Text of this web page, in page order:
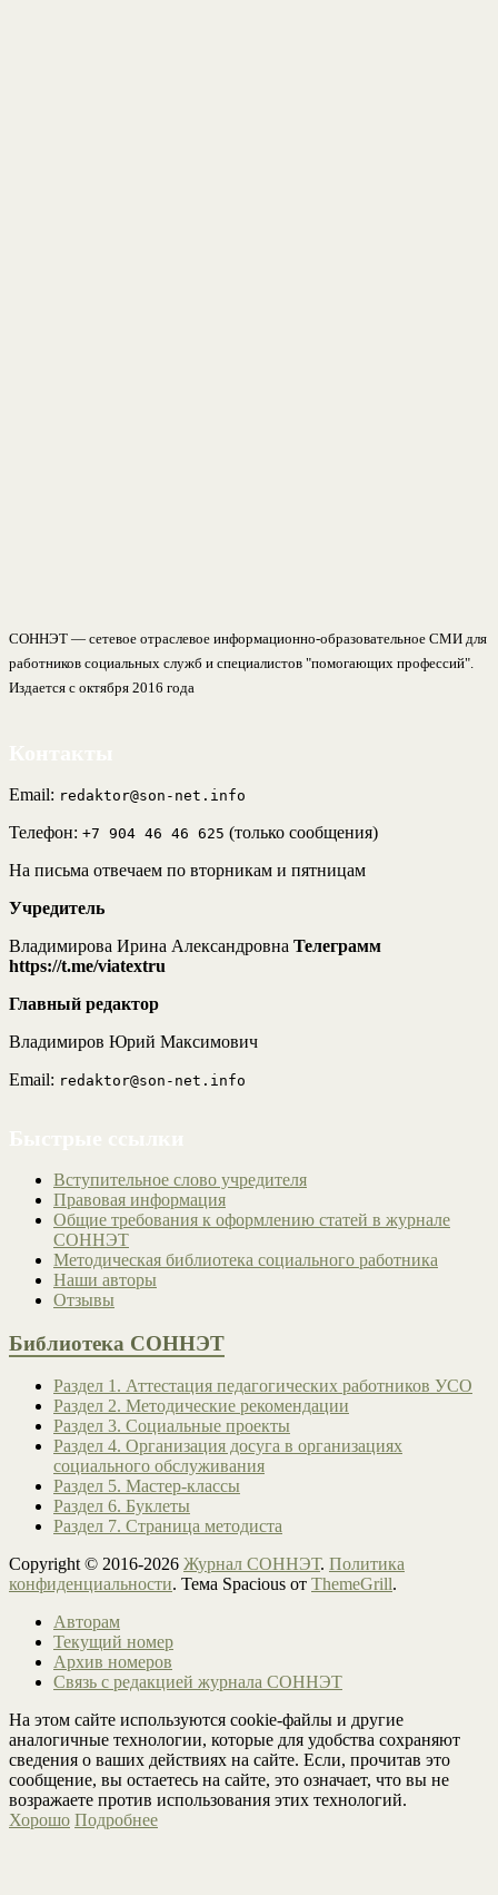
СОННЭТ — сетевое отраслевое информационно-образовательное СМИ для
работников социальных служб и специалистов "помогающих профессий".
Издается с октября 2016 года
Email: redaktor@son-net.info
Телефон: +7 904 46 46 625 (только сообщения)
На письма отвечаем по вторникам и пятницам
Учредитель
Владимирова Ирина Александровна Телеграмм
https://t.me/viatextru
Главный редактор
Владимиров Юрий Максимович
Email: redaktor@son-net.info
Вступительное слово учредителя
Правовая информация
Общие требования к оформлению статей в журнале
СОННЭТ
Методическая библиотека социального работника
Наши авторы
Отзывы
Библиотека СОННЭТ
Раздел 1. Аттестация педагогических работников УСО
Раздел 2. Методические рекомендации
Раздел 3. Социальные проекты
Раздел 4. Организация досуга в организациях
социального обслуживания
Раздел 5. Мастер-классы
Раздел 6. Буклеты
Раздел 7. Страница методиста
Copyright © 2016-2026 Журнал СОННЭТ. Политика
конфиденциальности. Тема Spacious от ThemeGrill.
Авторам
Текущий номер
Архив номеров
Связь с редакцией журнала СОННЭТ
На этом сайте используются cookie-файлы и другие
аналогичные технологии, которые для удобства сохраняют
сведения о ваших действиях на сайте. Если, прочитав это
сообщение, вы остаетесь на сайте, это означает, что вы не
возражаете против использования этих технологий.
Хорошо Подробнее